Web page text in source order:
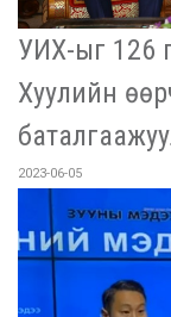
УИХ-ыг 126
Хуулийн
2023-06-05